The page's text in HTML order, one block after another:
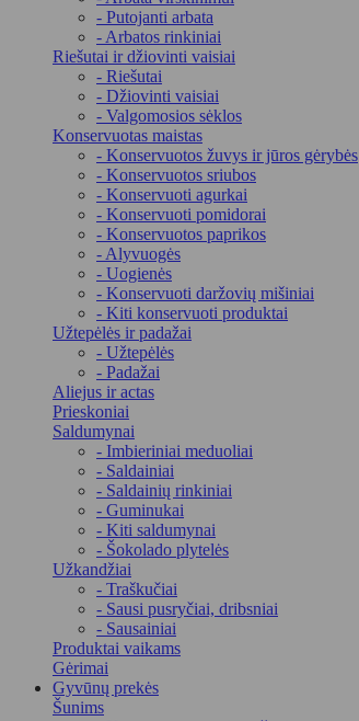
- Putojanti arbata
- Arbatos rinkiniai
Riešutai ir džiovinti vaisiai
- Riešutai
- Džiovinti vaisiai
- Valgomosios sėklos
Konservuotas maistas
- Konservuotos žuvys ir jūros gėrybės
- Konservuotos sriubos
- Konservuoti agurkai
- Konservuoti pomidorai
- Konservuotos paprikos
- Alyvuogės
- Uogienės
- Konservuoti daržovių mišiniai
- Kiti konservuoti produktai
Užtepėlės ir padažai
- Užtepėlės
- Padažai
Aliejus ir actas
Prieskoniai
Saldumynai
- Imbieriniai meduoliai
- Saldainiai
- Saldainių rinkiniai
- Guminukai
- Kiti saldumynai
- Šokolado plytelės
Užkandžiai
- Traškučiai
- Sausi pusryčiai, dribsniai
- Sausainiai
Produktai vaikams
Gėrimai
Gyvūnų prekės
Šunims